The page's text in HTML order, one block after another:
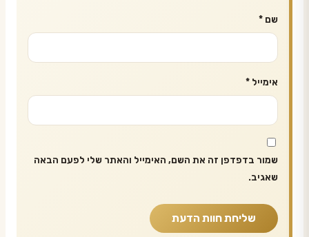
שם *
אימייל *
שמור בדפדפן זה את השם, האימייל והאתר שלי לפעם הבאה
שאגיב.